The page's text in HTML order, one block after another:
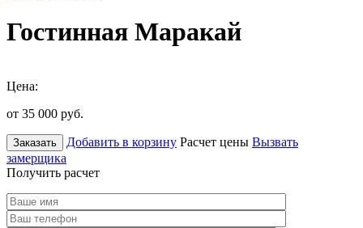
Гостинная Маракай
Цена:
от 35 000 руб.
Заказать Добавить в корзину Расчет цены Вызвать
замерщика
Получить расчет